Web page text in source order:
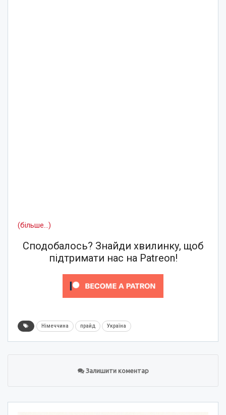
(більше…)
Сподобалось? Знайди хвилинку, щоб
підтримати нас на Patreon!
Німеччина прайд Україна
Залишити коментар